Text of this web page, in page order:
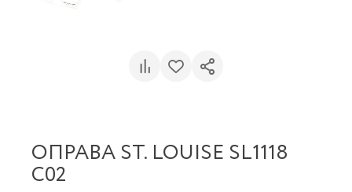
ОПРАВА ST. LOUISE SL1118
C02